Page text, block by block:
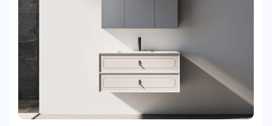
荣誉体系
联系我们